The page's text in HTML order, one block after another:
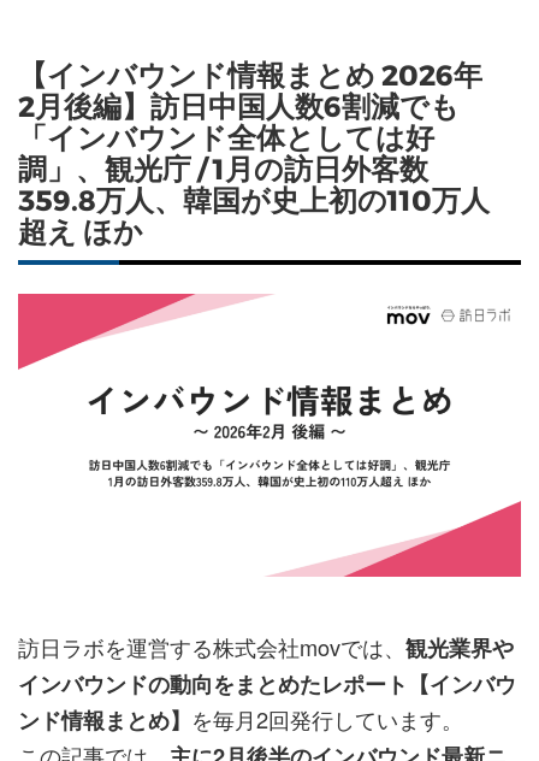
【インバウンド情報まとめ 2026年
2月後編】訪日中国人数6割減でも
「インバウンド全体としては好
調」、観光庁 / 1月の訪日外客数
359.8万人、韓国が史上初の110万人
超え ほか
訪日ラボを運営する株式会社movでは、 観光業界や
インバウンドの動向をまとめたレポート【インバウ
ンド情報まとめ】 を毎月2回発行しています。
この記事では、